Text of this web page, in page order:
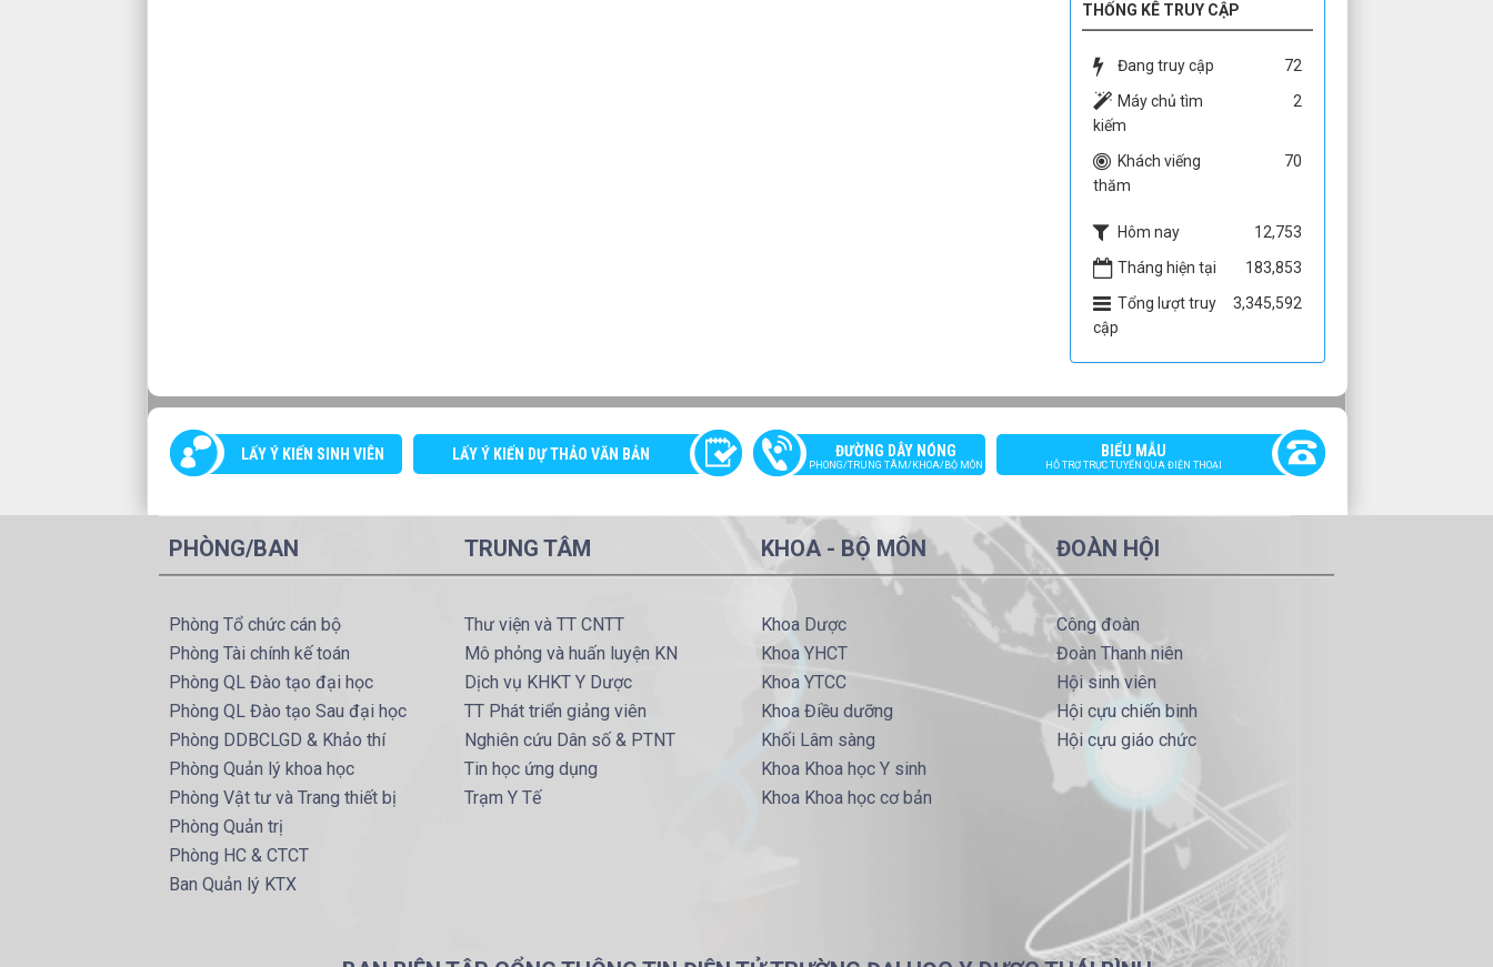
THỐNG KÊ TRUY CẬP
Đang truy cập
72
Máy chủ tìm
kiếm
2
Khách viếng
thăm
70
Hôm nay
12,753
Tháng hiện tại
183,853
Tổng lượt truy
cập
3,345,592
LẤY Ý KIẾN SINH VIÊN LẤY Ý KIẾN DỰ THẢO VĂN BẢN ĐƯỜNG DÂY NÓNG
PHONG/TRUNG TÂM/KHOA/BỘ MÔN
BIỂU MẪU
HỖ TRỢ TRỰC TUYẾN QUA ĐIỆN THOẠI
PHÒNG/BAN
Phòng Tổ chức cán bộ
Phòng Tài chính kế toán
Phòng QL Đào tạo đại học
Phòng QL Đào tạo Sau đại học
Phòng DDBCLGD & Khảo thí
Phòng Quản lý khoa học
Phòng Vật tư và Trang thiết bị
Phòng Quản trị
Phòng HC & CTCT
Ban Quản lý KTX
TRUNG TÂM
Thư viện và TT CNTT
Mô phỏng và huấn luyện KN
Dịch vụ KHKT Y Dược
TT Phát triển giảng viên
Nghiên cứu Dân số & PTNT
Tin học ứng dụng
Trạm Y Tế
KHOA - BỘ MÔN
Khoa Dược
Khoa YHCT
Khoa YTCC
Khoa Điều dưỡng
Khối Lâm sàng
Khoa Khoa học Y sinh
Khoa Khoa học cơ bản
ĐOÀN HỘI
Công đoàn
Đoàn Thanh niên
Hội sinh viên
Hội cựu chiến binh
Hội cựu giáo chức